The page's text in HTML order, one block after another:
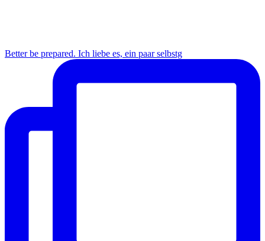
Better be prepared. Ich liebe es, ein paar selbstg